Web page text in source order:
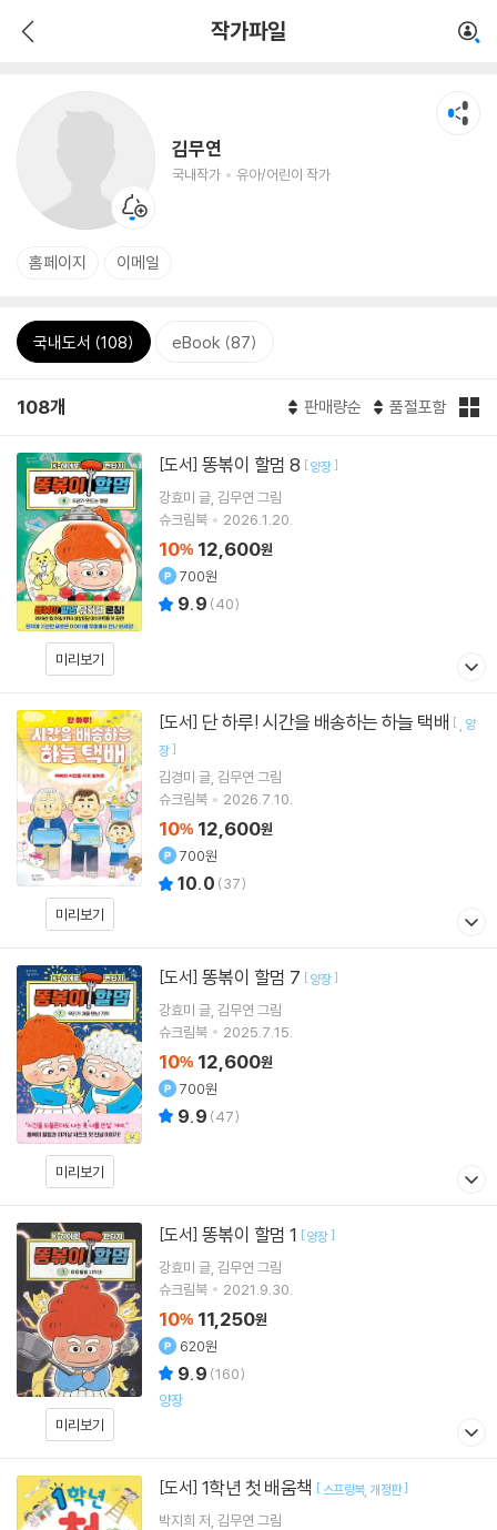
작가파일
김무연
국내작가 유아/어린이 작가
홈페이지 이메일
국내도서 (108) eBook (87)
108개 판매량순 품절포함
미리보기
[도서] 똥볶이 할멈 8 [양장]
강효미 글 김무연 그림
슈크림북
2026.1.20.
10% 12,600원
700원
9.9 (40)
미리보기
[도서] 단 하루! 시간을 배송하는 하늘 택배 [ 양
장]
김경미 글 김무연 그림
슈크림북
2026.7.10.
10% 12,600원
700원
10.0 (37)
미리보기
[도서] 똥볶이 할멈 7 [양장]
강효미 글 김무연 그림
슈크림북
2025.7.15.
10% 12,600원
700원
9.9 (47)
미리보기
[도서] 똥볶이 할멈 1 [양장]
강효미 글 김무연 그림
슈크림북
2021.9.30.
10% 11,250원
620원
9.9 (160)
양장
[도서] 1학년 첫 배움책 [ 스프링북 개정판]
박지희 저 김무연 그림